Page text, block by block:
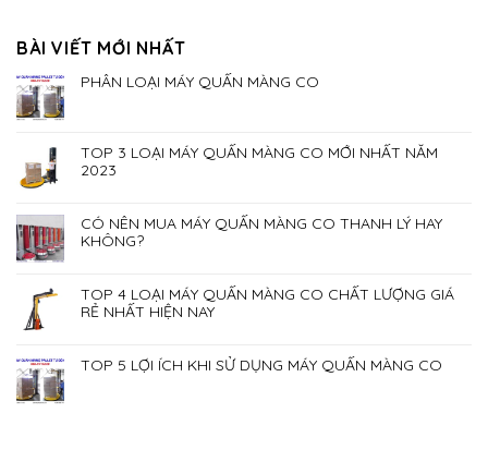
BÀI VIẾT MỚI NHẤT
PHÂN LOẠI MÁY QUẤN MÀNG CO
TOP 3 LOẠI MÁY QUẤN MÀNG CO MỚI NHẤT NĂM
2023
CÓ NÊN MUA MÁY QUẤN MÀNG CO THANH LÝ HAY
KHÔNG?
TOP 4 LOẠI MÁY QUẤN MÀNG CO CHẤT LƯỢNG GIÁ
RẺ NHẤT HIỆN NAY
TOP 5 LỢI ÍCH KHI SỬ DỤNG MÁY QUẤN MÀNG CO